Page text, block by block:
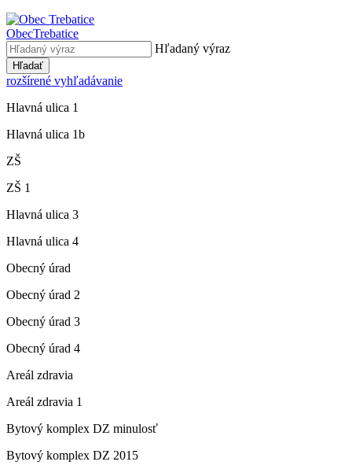
ObecTrebatice
Hľadaný výraz
Hľadať
rozšírené vyhľadávanie
Hlavná ulica 1
Hlavná ulica 1b
ZŠ
ZŠ 1
Hlavná ulica 3
Hlavná ulica 4
Obecný úrad
Obecný úrad 2
Obecný úrad 3
Obecný úrad 4
Areál zdravia
Areál zdravia 1
Bytový komplex DZ minulosť
Bytový komplex DZ 2015